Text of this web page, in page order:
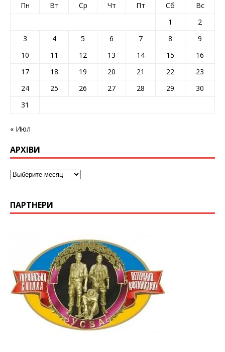
Пн Вт Ср Чт Пт Сб
Вс
1
2
3
4 5 6 7 8
9
10
11 12 13 14 15
16
17
18 19 20 21 22
23
24
25 26 27 28 29
30
31
« Июл
АРХІВИ
ПАРТНЕРИ